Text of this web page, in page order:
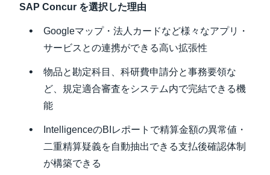
SAP Concur を選択した理由
Googleマップ・法人カードなど様々なアプリ・
サービスとの連携ができる高い拡張性
物品と勘定科目、科研費申請分と事務要領な
ど、規定適合審査をシステム内で完結できる機
能
IntelligenceのBIレポートで精算金額の異常値・
二重精算疑義を自動抽出できる支払後確認体制
が構築できる